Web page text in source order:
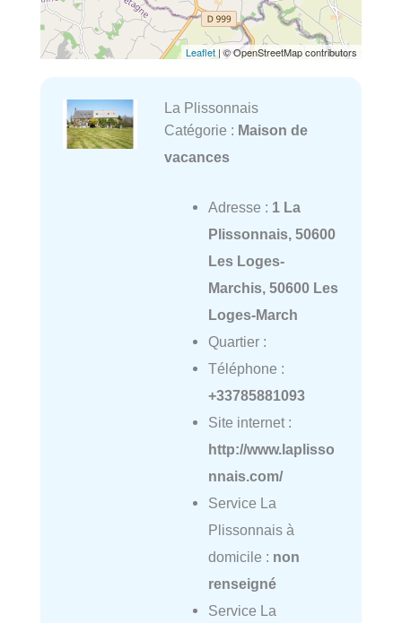
Leaflet | © OpenStreetMap contributors
La Plissonnais
Catégorie : Maison de
vacances
Adresse : 1 La
Plissonnais, 50600
Les Loges-
Marchis, 50600 Les
Loges-March
Quartier :
Téléphone :
+33785881093
Site internet :
http://www.laplisso
nnais.com/
Service La
Plissonnais à
domicile : non
renseigné
Service La